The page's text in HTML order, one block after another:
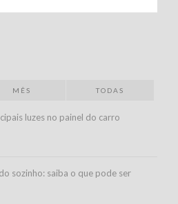
MÊS TODAS
luzes no painel do carro
sozinho: saiba o que pode ser